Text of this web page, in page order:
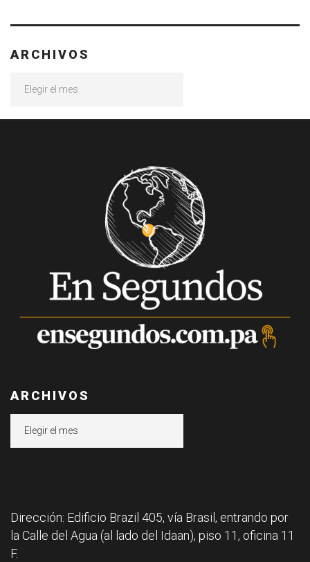
ARCHIVOS
ARCHIVOS
Dirección: Edificio Brazil 405, vía Brasil, entrando por
la Calle del Agua (al lado del Idaan), piso 11, oficina 11
F.